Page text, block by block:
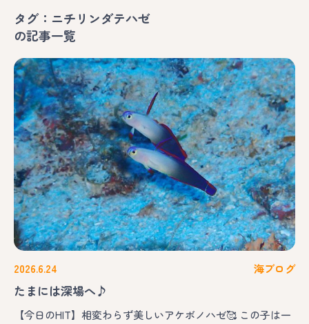
タグ：ニチリンダテハゼ
の記事一覧
2026.6.24 海ブログ
たまには深場へ♪
【今日のHIT】相変わらず美しいアケボノハゼ🥰 この子は一